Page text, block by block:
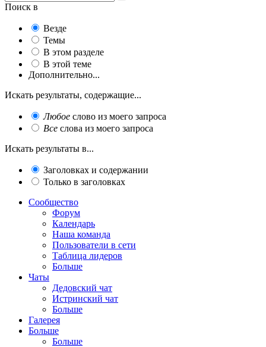
Поиск в
Везде
Темы
В этом разделе
В этой теме
Дополнительно...
Искать результаты, содержащие...
Любое слово из моего запроса
Все слова из моего запроса
Искать результаты в...
Заголовках и содержании
Только в заголовках
Сообщество
Форум
Календарь
Наша команда
Пользователи в сети
Таблица лидеров
Больше
Чаты
Дедовский чат
Истринский чат
Больше
Галерея
Больше
Больше